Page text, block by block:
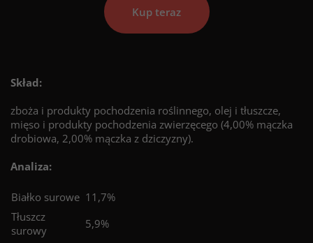
Kup teraz
Skład:
zboża i produkty pochodzenia roślinnego, olej i tłuszcze,
mięso i produkty pochodzenia zwierzęcego (4,00% mączka
drobiowa, 2,00% mączka z dziczyzny).
Analiza:
Białko surowe 11,7%
Tłuszcz
surowy
5,9%